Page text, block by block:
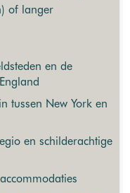
of langer
en de
tussen New York en
en schilderachtige